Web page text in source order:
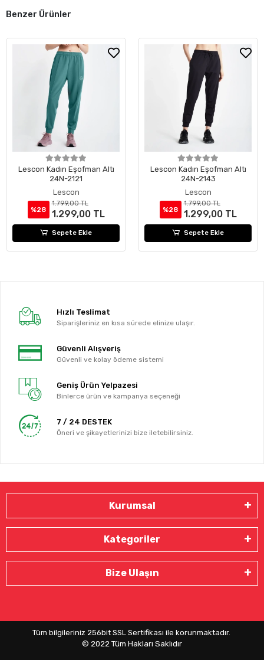
Benzer Ürünler
Lescon Kadın Eşofman Altı
24N-2121
Lescon
%28
1.799,00 TL
1.299,00 TL
Sepete Ekle
Lescon Kadın Eşofman Altı
24N-2143
Lescon
%28
1.799,00 TL
1.299,00 TL
Sepete Ekle
Hızlı Teslimat
Siparişleriniz en kısa sürede elinize ulaşır.
Güvenli Alışveriş
Güvenli ve kolay ödeme sistemi
Geniş Ürün Yelpazesi
Binlerce ürün ve kampanya seçeneği
7 / 24 DESTEK
Öneri ve şikayetlerinizi bize iletebilirsiniz.
Kurumsal
Kategoriler
Bize Ulaşın
Tüm bilgileriniz 256bit SSL Sertifikası ile korunmaktadır.
© 2022 Tüm Hakları Saklıdır